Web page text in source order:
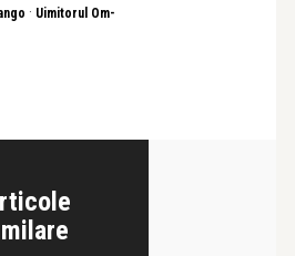
· Uimitorul Om-